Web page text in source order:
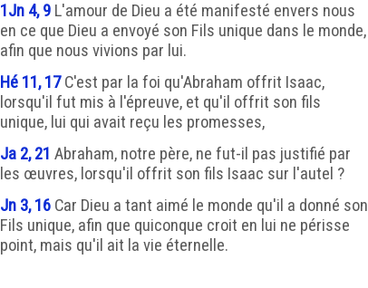
1Jn 4, 9 L'amour de Dieu a été manifesté envers nous
en ce que Dieu a envoyé son Fils unique dans le monde,
afin que nous vivions par lui.
Hé 11, 17C'est par la foi qu'Abraham offrit Isaac,
lorsqu'il fut mis à l'épreuve, et qu'il offrit son fils
unique, lui qui avait reçu les promesses,
Ja 2, 21 Abraham, notre père, ne fut-il pas justifié par
les œuvres, lorsqu'il offrit son fils Isaac sur l'autel ?
Jn 3, 16 Car Dieu a tant aimé le monde qu'il a donné son
Fils unique, afin que quiconque croit en lui ne périsse
point, mais qu'il ait la vie éternelle.